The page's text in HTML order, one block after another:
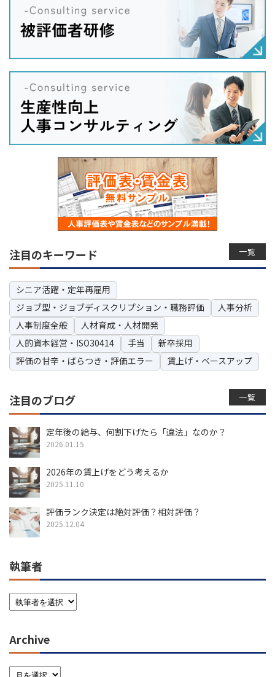
一覧
注目のキーワード
シニア活躍・定年再雇用
ジョブ型・ジョブディスクリプション・職務評価
人事分析
人事制度全般
人材育成・人材開発
人的資本経営・ISO30414
手当
新卒採用
評価の甘辛・ばらつき・評価エラー
賃上げ・ベースアップ
一覧
注目のブログ
定年後の給与、何割下げたら「違法」なのか？
2026.01.15
2026年の賃上げをどう考えるか
2025.11.10
評価ランク決定は絶対評価？相対評価？
2025.12.04
執筆者
Archive